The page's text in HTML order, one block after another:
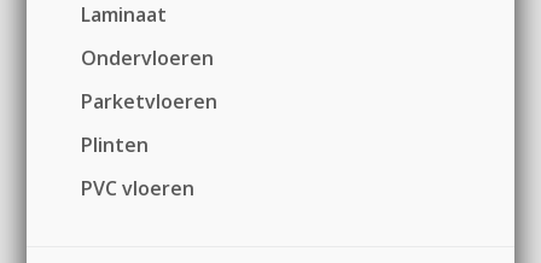
Laminaat
Ondervloeren
Parketvloeren
Plinten
PVC vloeren